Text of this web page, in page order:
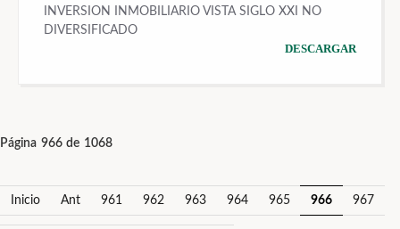
INVERSION INMOBILIARIO VISTA SIGLO XXI NO
DIVERSIFICADO
DESCARGAR
Página 966 de 1068
Inicio Ant 961 962 963 964 965 966 967